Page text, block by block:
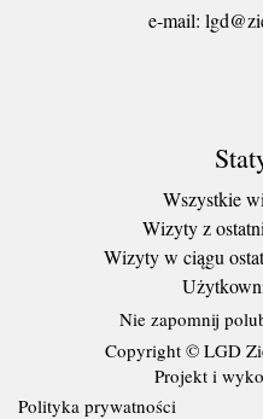
​e-mail:
Wszystkie
Wizyty z
Wizyty w ciągu
Nie zapomnij
Copyright © LGD
Projekt i
Polityka prywatności